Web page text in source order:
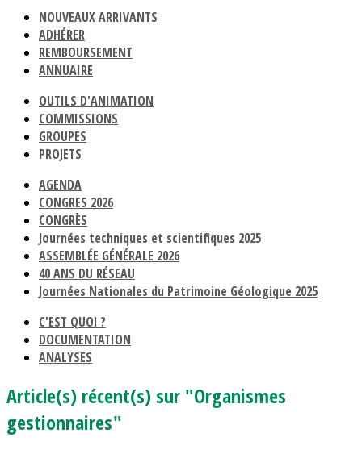
NOUVEAUX ARRIVANTS
ADHÉRER
REMBOURSEMENT
ANNUAIRE
OUTILS D'ANIMATION
COMMISSIONS
GROUPES
PROJETS
AGENDA
CONGRES 2026
CONGRÈS
Journées techniques et scientifiques 2025
ASSEMBLÉE GÉNÉRALE 2026
40 ANS DU RÉSEAU
Journées Nationales du Patrimoine Géologique 2025
C'EST QUOI ?
DOCUMENTATION
ANALYSES
Article(s) récent(s) sur "Organismes
gestionnaires"